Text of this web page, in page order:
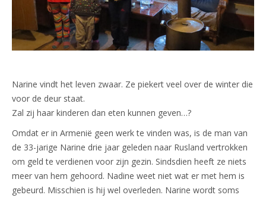
Narine vindt het leven zwaar. Ze piekert veel over de winter die
voor de deur staat.
Zal zij haar kinderen dan eten kunnen geven…?
Omdat er in Armenië geen werk te vinden was, is de man van
de 33-jarige Narine drie jaar geleden naar Rusland vertrokken
om geld te verdienen voor zijn gezin. Sindsdien heeft ze niets
meer van hem gehoord. Nadine weet niet wat er met hem is
gebeurd. Misschien is hij wel overleden. Narine wordt soms